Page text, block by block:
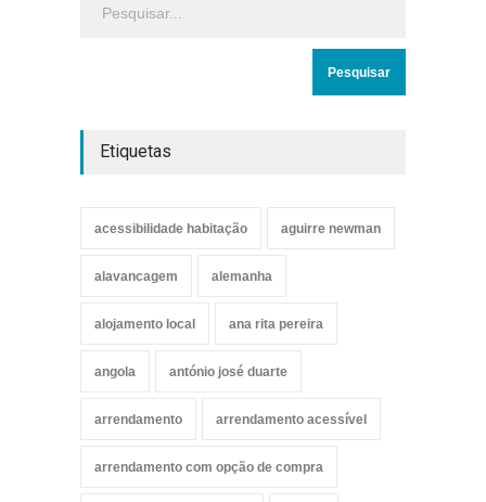
Etiquetas
acessibilidade habitação aguirre newman
alavancagem alemanha
alojamento local ana rita pereira
angola antónio josé duarte
arrendamento arrendamento acessível
arrendamento com opção de compra